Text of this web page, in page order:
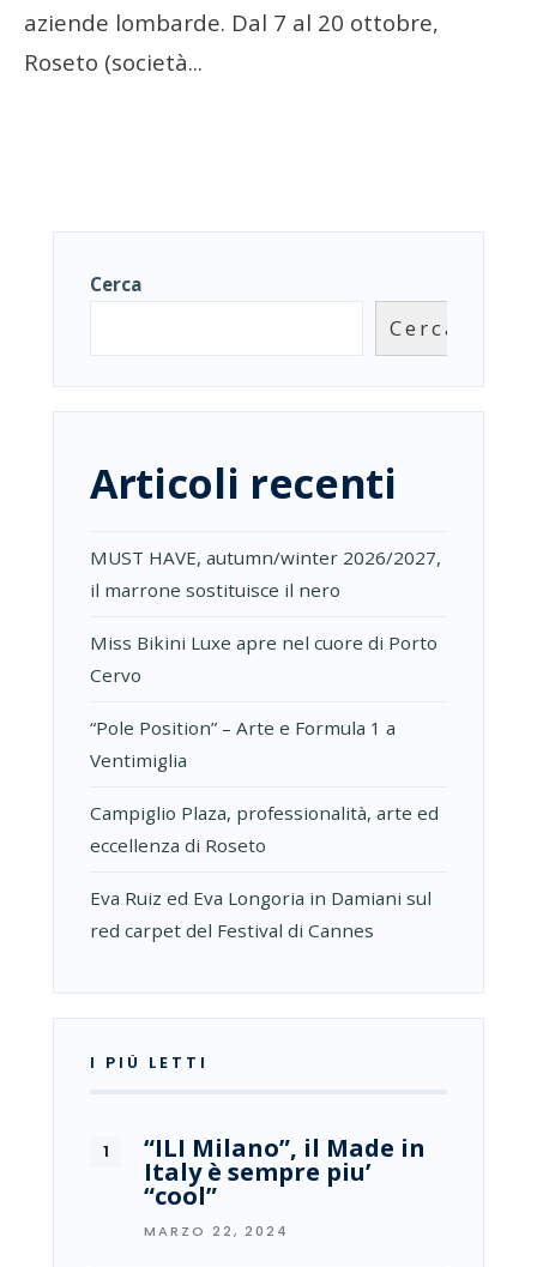
aziende lombarde. Dal 7 al 20 ottobre,
Roseto (società...
Cerca
Cerca
Articoli recenti
MUST HAVE, autumn/winter 2026/2027,
il marrone sostituisce il nero
Miss Bikini Luxe apre nel cuore di Porto
Cervo
“Pole Position” – Arte e Formula 1 a
Ventimiglia
Campiglio Plaza, professionalità, arte ed
eccellenza di Roseto
Eva Ruiz ed Eva Longoria in Damiani sul
red carpet del Festival di Cannes
I PIÙ LETTI
“ILI Milano”, il Made in
Italy è sempre piu’
“cool”
MARZO 22, 2024